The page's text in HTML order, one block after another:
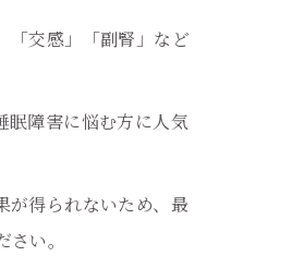
「交感」「副腎」など
眠障害に悩む方に人気
が得られないため、最
い。